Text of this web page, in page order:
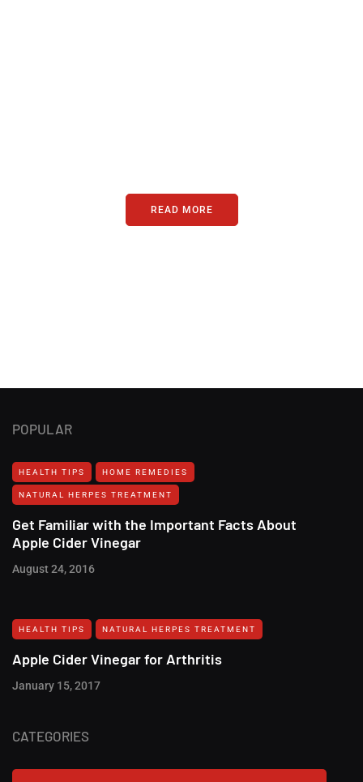
READ MORE
POPULAR
HEALTH TIPS HOME REMEDIES
NATURAL HERPES TREATMENT‎
Get Familiar with the Important Facts About
Apple Cider Vinegar
August 24, 2016
HEALTH TIPS NATURAL HERPES TREATMENT‎
Apple Cider Vinegar for Arthritis
January 15, 2017
CATEGORIES